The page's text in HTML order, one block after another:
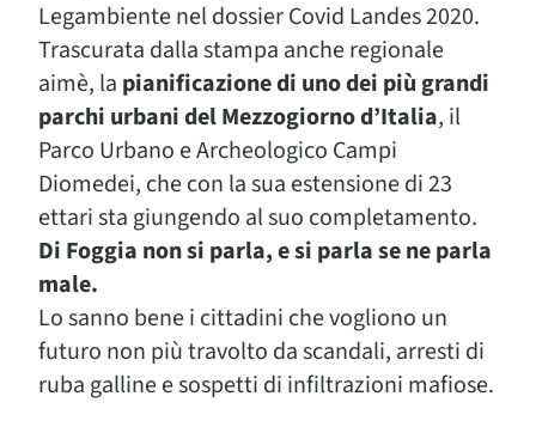
Legambiente nel dossier Covid Landes 2020.
Trascurata dalla stampa anche regionale
aimè, la pianificazione di uno dei più grandi
parchi urbani del Mezzogiorno d’Italia, il
Parco Urbano e Archeologico Campi
Diomedei, che con la sua estensione di 23
ettari sta giungendo al suo completamento.
Di Foggia non si parla, e si parla se ne parla
male.
Lo sanno bene i cittadini che vogliono un
futuro non più travolto da scandali, arresti di
ruba galline e sospetti di infiltrazioni mafiose.